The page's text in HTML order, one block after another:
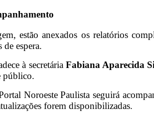
estão anexados os relatórios
de espera.
à secretária Fabiana Aparecida
público.
Noroeste Paulista seguirá
forem disponibilizadas.